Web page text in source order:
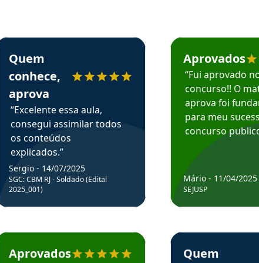
em depoimento
em depoimento
Sergio recomenda o Aprova Concursos em depoimento
Quem
conhece,
aprova
“Excelente essa aula,
consegui assimilar todos
os conteúdos
explicados.”
Sergio - 14/07/2025
SGC: CBM RJ - Soldado (Edital
2025_001)
Cicero recomenda o Aprova Concursos em depoimento
Aprovados
Estudante Mário
Aprovados
“Fui aprovado
concurso!! O
aprova foi
para meu
concurso
Mário - 11/04/2025
SEJUSP
Estudante Henrique
Quem